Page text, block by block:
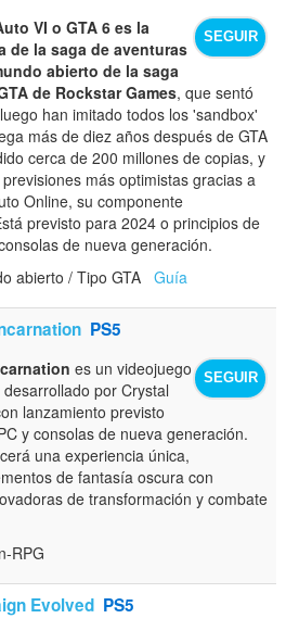
SEGUIR
VI o GTA 6 es la
de la saga de aventuras
abierto de la saga
de Rockstar Games, que sentó
han imitado todos los 'sandbox'
más de diez años después de GTA
cerca de 200 millones de copias, y
más optimistas gracias a
Online, su componente
previsto para 2024 o principios de
de nueva generación.
abierto / Tipo GTAGuía
PS5
SEGUIR
es un videojuego
por Crystal
lanzamiento previsto
y consolas de nueva generación.
una experiencia única,
de fantasía oscura con
de transformación y combate
RPG
Evolved PS5